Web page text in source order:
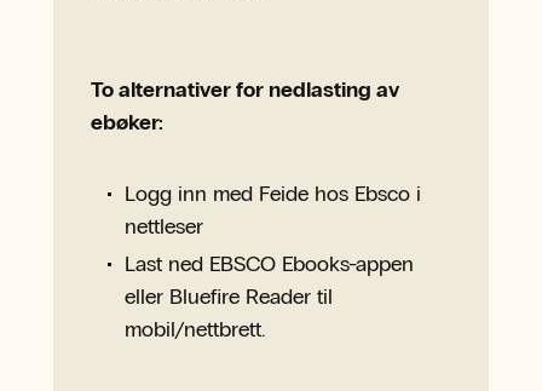
To alternativer for nedlasting av
ebøker:
Logg inn med Feide hos Ebsco i
nettleser
Last ned EBSCO Ebooks-appen
eller Bluefire Reader til
mobil/nettbrett.